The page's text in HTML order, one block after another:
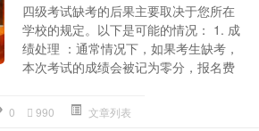
四级考试缺考的后果主要取决于您所在
学校的规定。以下是可能的情况： 1. 成
绩处理 ：通常情况下，如果考生缺考，
本次考试的成绩会被记为零分，报名费
0 990 文章列表